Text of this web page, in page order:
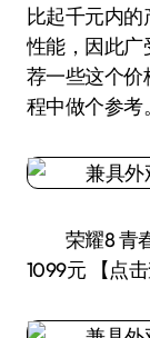
比起千元内
性能，因此广
荐一些这个价
程中做个参考。
荣耀8 青春
1099元 【点击